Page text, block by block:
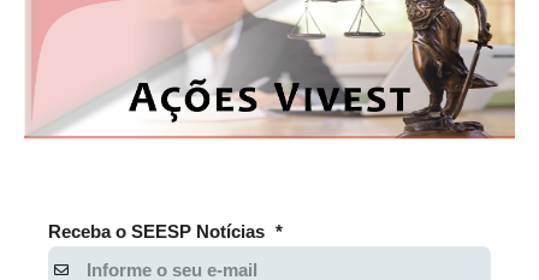
Receba o SEESP Notícias *